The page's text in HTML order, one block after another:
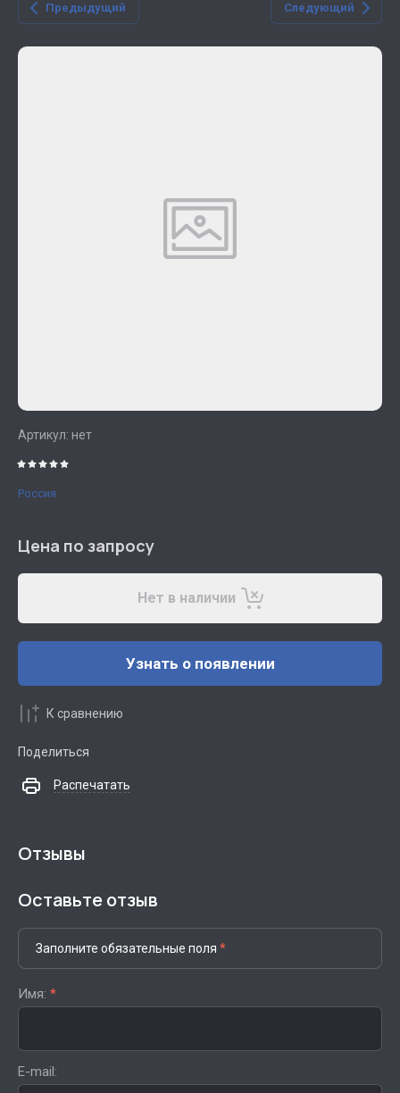
Предыдущий Следующий
Артикул: нет
Россия
Цена по запросу
Нет в наличии
Узнать о появлении
К сравнению
Поделиться
Распечатать
Отзывы
Оставьте отзыв
Заполните обязательные поля *
Имя: *
E-mail: